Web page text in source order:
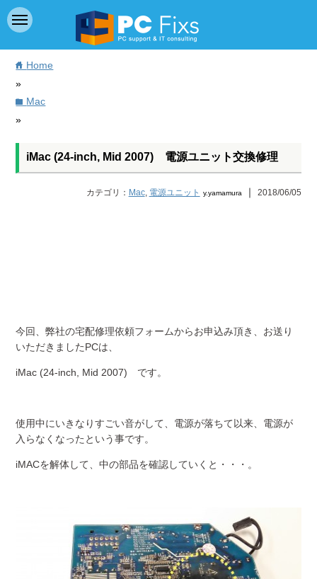
home Home
»
folder Mac
»
iMac (24-inch, Mid 2007) 電源ユニット交換修理
カテゴリ： Mac, 電源ユニット y.yamamura ｜ 2018/06/05
今回、弊社の宅配修理依頼フォームからお申込み頂き、お送り
いただきましたPCは、
iMac (24-inch, Mid 2007) です。
使用中にいきなりすごい音がして、電源が落ちて以来、電源が
入らなくなったという事です。
iMACを解体して、中の部品を確認していくと・・・。